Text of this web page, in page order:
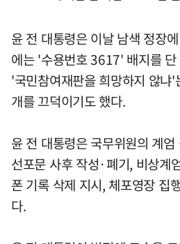
윤 전 대통령은 이날 남색 정장
에는 '수용번호 3617' 배지를
'국민참여재판을 희망하지 않냐
개를 끄덕이기도 했다.
윤 전 대통령은 국무위원의 계
선포문 사후 작성·폐기, 비상계
폰 기록 삭제 지시, 체포영장 집
다.